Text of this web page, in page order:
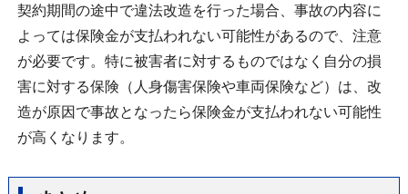
契約期間の途中で違法改造を行った場合、事故の内容に
よっては保険金が支払われない可能性があるので、注意
が必要です。特に被害者に対するものではなく自分の損
害に対する保険（人身傷害保険や車両保険など）は、改
造が原因で事故となったら保険金が支払われない可能性
が高くなります。